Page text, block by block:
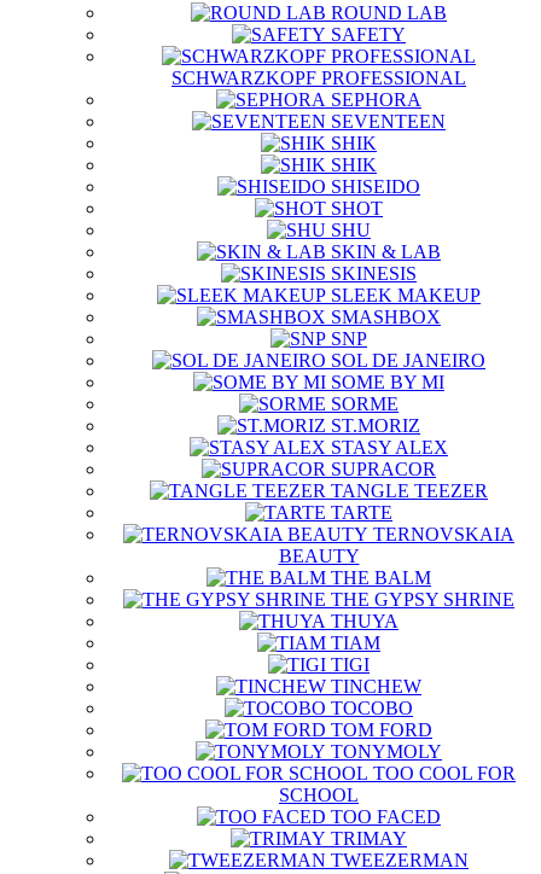
ROUND LAB
SAFETY
SCHWARZKOPF PROFESSIONAL
SEPHORA
SEVENTEEN
SHIK
SHIK
SHISEIDO
SHOT
SHU
SKIN & LAB
SKINESIS
SLEEK MAKEUP
SMASHBOX
SNP
SOL DE JANEIRO
SOME BY MI
SORME
ST.MORIZ
STASY ALEX
SUPRACOR
TANGLE TEEZER
TARTE
TERNOVSKAIA
BEAUTY
THE BALM
THE GYPSY SHRINE
THUYA
TIAM
TIGI
TINCHEW
TOCOBO
TOM FORD
TONYMOLY
TOO COOL FOR
SCHOOL
TOO FACED
TRIMAY
TWEEZERMAN